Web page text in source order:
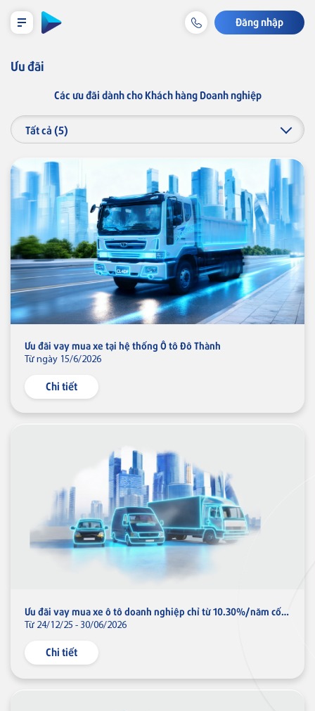
Cá nhân
Tài khoản & Dịch vụ
Thẻ
Khoản vay
Bảo hiểm liên kết
Ngân hàng số
Hộ Kinh doanh
Tiền gửi
Tín dụng
Bảo lãnh
Tài trợ thương mại
Quản lý dòng tiền
Ngân hàng điện tử
Ưu đãi
Dành cho Cá nhân
Dành cho Doanh nghiệp
Điểm giao dịch & ATM
Về Bản Việt Tuyển dụng
Tin tức
Thông báo
Đăng nhập
Ưu đãi
Các ưu đãi dành cho Khách hàng Doanh nghiệp
Ưu đãi vay mua xe tại hệ thống Ô tô Đô Thành
Từ ngày 15/6/2026
Chi tiết
Ưu đãi vay mua xe ô tô doanh nghiệp chỉ từ 10.30%/năm cố định 12 tháng
Từ 24/12/25 - 30/06/2026
Chi tiết
Thẻ VISA
Thẻ tín dụng
Thẻ tín dụng BVBank Visa Joy
Thẻ tín dụng BVBank VISA
Thẻ tín dụng BVBank Visa Ms.